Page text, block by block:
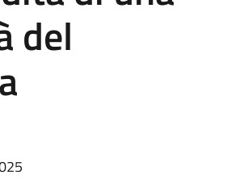
del